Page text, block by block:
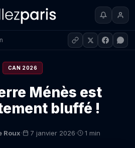
CAN 2026
Ménès est
bluffé !
Roux· 7 janvier 2026· 1 min